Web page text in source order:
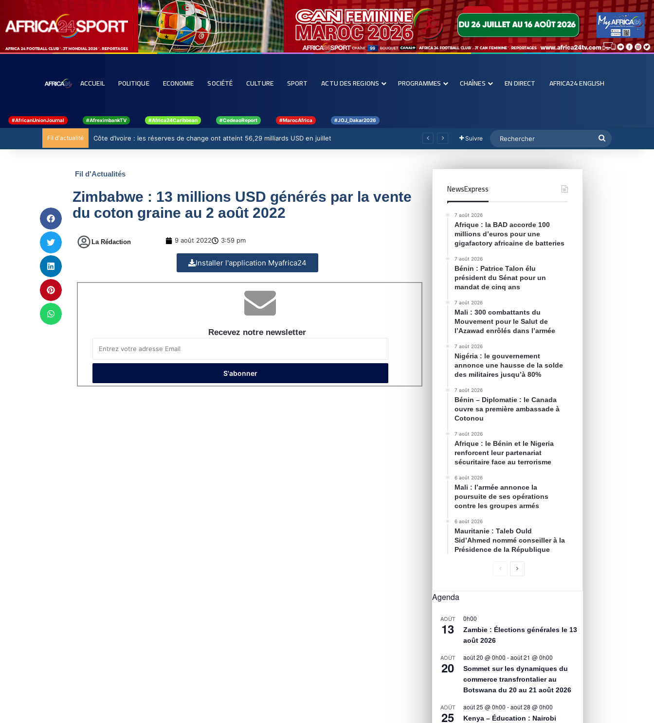
ACCUEIL POLITIQUE ECONOMIE SOCIÉTÉ CULTURE SPORT ACTU DES REGIONS PROGRAMMES CHAÎNES EN DIRECT AFRICA24 ENGLISH
#AfricanUnionJournal #AfreximbankTV #Africa24Caribbean #CedeaoReport #MarocAfrica #JOJ_Dakar2026
Fil d'actualité Côte d’Ivoire : les réserves de change ont atteint 56,29 milliards USD en juillet Suivre
Fil d'Actualités
Zimbabwe : 13 millions USD générés par la vente
du coton graine au 2 août 2022
La Rédaction 9 août 2022 3:59 pm
Installer l'application Myafrica24
Recevez notre newsletter
NewsExpress
7 août 2026
Afrique : la BAD accorde 100
millions d’euros pour une
gigafactory africaine de batteries
7 août 2026
Bénin : Patrice Talon élu
président du Sénat pour un
mandat de cinq ans
7 août 2026
Mali : 300 combattants du
Mouvement pour le Salut de
l’Azawad enrôlés dans l’armée
7 août 2026
Nigéria : le gouvernement
annonce une hausse de la solde
des militaires jusqu’à 80%
7 août 2026
Bénin – Diplomatie : le Canada
ouvre sa première ambassade à
Cotonou
7 août 2026
Afrique : le Bénin et le Nigeria
renforcent leur partenariat
sécuritaire face au terrorisme
6 août 2026
Mali : l’armée annonce la
poursuite de ses opérations
contre les groupes armés
6 août 2026
Mauritanie : Taleb Ould
Sid’Ahmed nommé conseiller à la
Présidence de la République
Agenda
AOÛT
13
0h00
Zambie : Élections générales le 13
août 2026
AOÛT
20
août 20 @ 0h00 -août 21 @ 0h00
Sommet sur les dynamiques du
commerce transfrontalier au
Botswana du 20 au 21 août 2026
AOÛT
25
août 25 @ 0h00 -août 28 @ 0h00
Kenya – Éducation : Nairobi